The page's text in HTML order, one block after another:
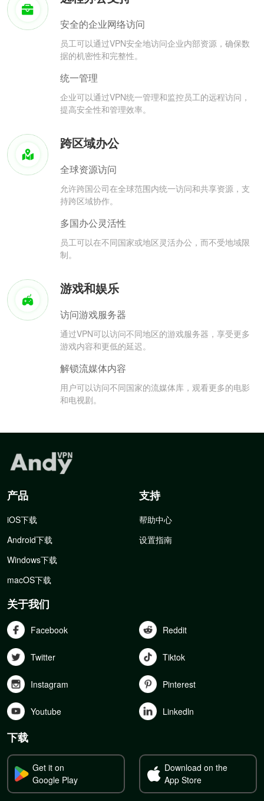
安全的企业网络访问
员工可以通过VPN安全地访问企业内部资源，确保数
据的机密性和完整性。
统一管理
企业可以通过VPN统一管理和监控员工的远程访问，
提高安全性和管理效率。
跨区域办公
全球资源访问
允许跨国公司在全球范围内统一访问和共享资源，支
持跨区域协作。
多国办公灵活性
员工可以在不同国家或地区灵活办公，而不受地域限
制。
游戏和娱乐
访问游戏服务器
通过VPN可以访问不同地区的游戏服务器，享受更多
游戏内容和更低的延迟。
解锁流媒体内容
用户可以访问不同国家的流媒体库，观看更多的电影
和电视剧。
产品
iOS下载
Android下载
Windows下载
macOS下载
支持
帮助中心
设置指南
关于我们
Facebook Reddit
Twitter Tiktok
Instagram Pinterest
Youtube Linkedln
下载
Get it on
Google Play
Download on the
App Store